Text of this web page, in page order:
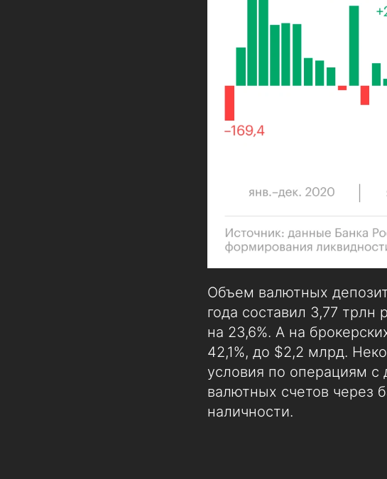
Объем валютных
года составил 3,77 трлн
на 23,6%. А на
42,1%, до $2,2 млрд.
условия по операциям с
валютных счетов через
наличности.